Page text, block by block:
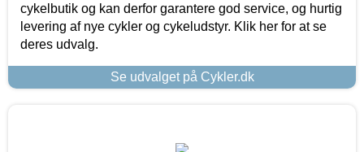
cykelbutik og kan derfor garantere god service, og hurtig
levering af nye cykler og cykeludstyr. Klik her for at se
deres udvalg.
Se udvalget på Cykler.dk